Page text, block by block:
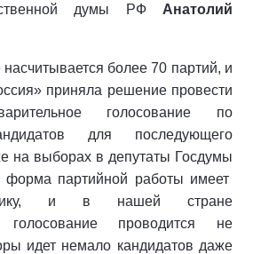
думы РФ Анатолий
более 70 партий, и
приняла решение провести
голосование по
для последующего
на выборах в депутаты Госдумы
форма партийной работы имеет
и в нашей стране
голосование проводится не
идет немало кандидатов даже